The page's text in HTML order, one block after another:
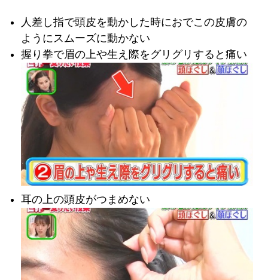
人差し指で頭皮を動かした時におでこの皮膚の
ようにスムーズに動かない
握り拳で眉の上や生え際をグリグリすると痛い
耳の上の頭皮がつまめない